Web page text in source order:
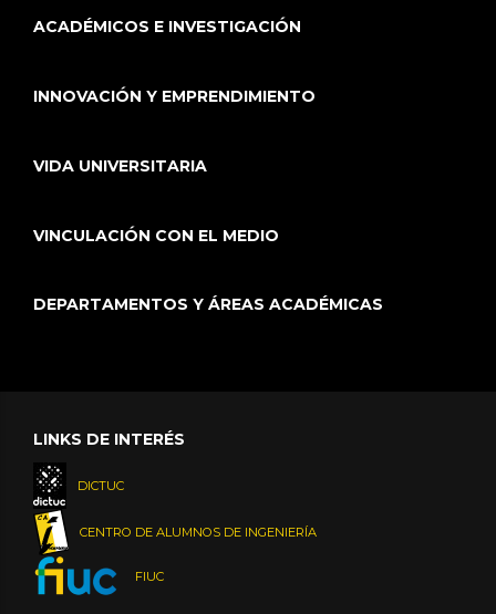
ACADÉMICOS E INVESTIGACIÓN
INNOVACIÓN Y EMPRENDIMIENTO
VIDA UNIVERSITARIA
VINCULACIÓN CON EL MEDIO
DEPARTAMENTOS Y ÁREAS ACADÉMICAS
LINKS DE INTERÉS
DICTUC
CENTRO DE ALUMNOS DE INGENIERÍA
FIUC